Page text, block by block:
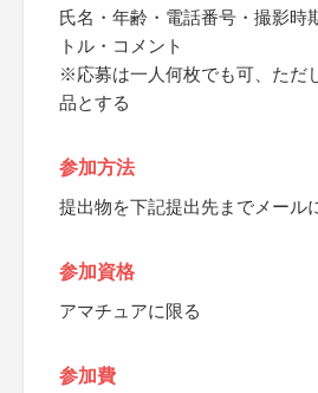
氏名・年齢・電話番号・撮影時
トル・コメント
※応募は一人何枚でも可、ただ
品とする
参加方法
提出物を下記提出先までメール
参加資格
アマチュアに限る
参加費